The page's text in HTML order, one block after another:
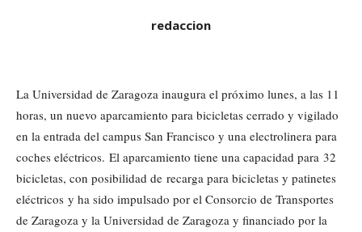
redaccion
La Universidad de Zaragoza inaugura el próximo lunes, a las 11
horas, un nuevo aparcamiento para bicicletas cerrado y vigilado
en la entrada del campus San Francisco y una electrolinera para
coches eléctricos. El aparcamiento tiene una capacidad para 32
bicicletas, con posibilidad de recarga para bicicletas y patinetes
eléctricos y ha sido impulsado por el Consorcio de Transportes
de Zaragoza y la Universidad de Zaragoza y financiado por la